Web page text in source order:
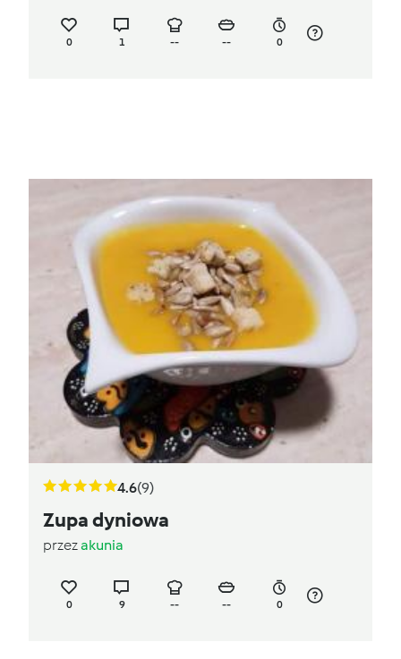
0 1 -- -- 0
4.6(9)
Zupa dyniowa
przezakunia
0 9 -- -- 0